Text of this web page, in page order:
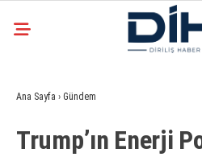
EKONOMI
Ana Sayfa › Gündem
Trump’ın Enerji